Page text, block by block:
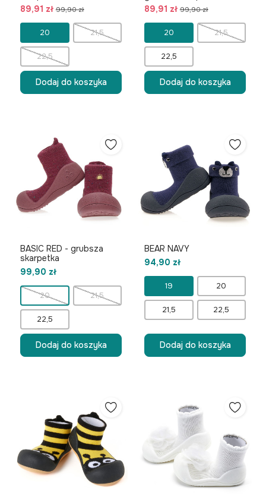
89,91 zł99,90 zł
20 21,5
22,5
Dodaj do koszyka
89,91 zł99,90 zł
20 21,5
22,5
Dodaj do koszyka
BASIC RED - grubsza
skarpetka
99,90 zł
20 21,5
22,5
Dodaj do koszyka
BEAR NAVY
94,90 zł
19 20
21,5 22,5
Dodaj do koszyka